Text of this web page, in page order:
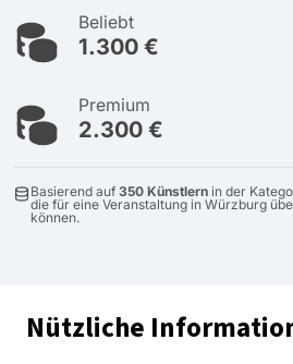
Beliebt
1.300 €
Premium
2.300 €
Basierend auf 350 Künstlern in der
die für eine Veranstaltung in Würzburg
können.
Nützliche